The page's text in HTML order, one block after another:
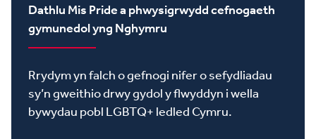
Dathlu Mis Pride a phwysigrwydd cefnogaeth
gymunedol yng Nghymru
Rrydym yn falch o gefnogi nifer o sefydliadau
sy’n gweithio drwy gydol y flwyddyn i wella
bywydau pobl LGBTQ+ ledled Cymru.